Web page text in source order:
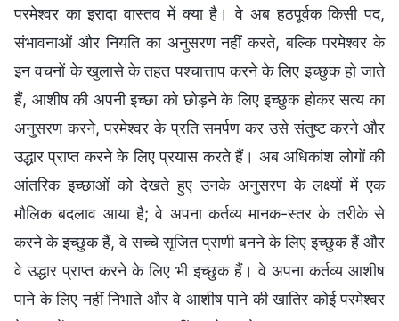
परमेश्वर का इरादा वास्तव में क्या है। वे अब हठपूर्वक किसी पद,
संभावनाओं और नियति का अनुसरण नहीं करते, बल्कि परमेश्वर के
इन वचनों के खुलासे के तहत पश्चात्ताप करने के लिए इच्छुक हो जाते
हैं, आशीष की अपनी इच्छा को छोड़ने के लिए इच्छुक होकर सत्य का
अनुसरण करने, परमेश्वर के प्रति समर्पण कर उसे संतुष्ट करने और
उद्धार प्राप्त करने के लिए प्रयास करते हैं। अब अधिकांश लोगों की
आंतरिक इच्छाओं को देखते हुए उनके अनुसरण के लक्ष्यों में एक
मौलिक बदलाव आया है; वे अपना कर्तव्य मानक-स्तर के तरीके से
करने के इच्छुक हैं, वे सच्चे सृजित प्राणी बनने के लिए इच्छुक हैं और
वे उद्धार प्राप्त करने के लिए भी इच्छुक हैं। वे अपना कर्तव्य आशीष
पाने के लिए नहीं निभाते और वे आशीष पाने की खातिर कोई परमेश्वर